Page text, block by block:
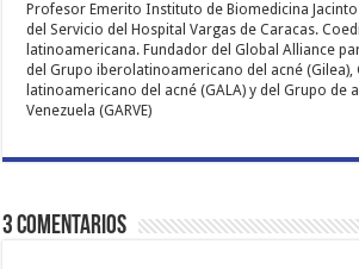
Profesor Emerito Instituto de Biomedicina Jacinto
del Servicio del Hospital Vargas de Caracas.
latinoamericana. Fundador del Global Alliance
del Grupo iberolatinoamericano del acné (Gilea),
latinoamericano del acné (GALA) y del Grupo de
Venezuela (GARVE)
3 comentarios